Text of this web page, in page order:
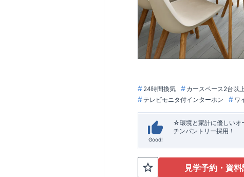
24時間換気 カースペース2台以
テレビモニタ付インターホン
ワ
Good!
☆環境と家計に優しいオ
チンパントリー採用！
見学予約・資